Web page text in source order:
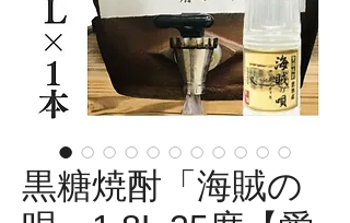
黒糖焼酎「海賊の